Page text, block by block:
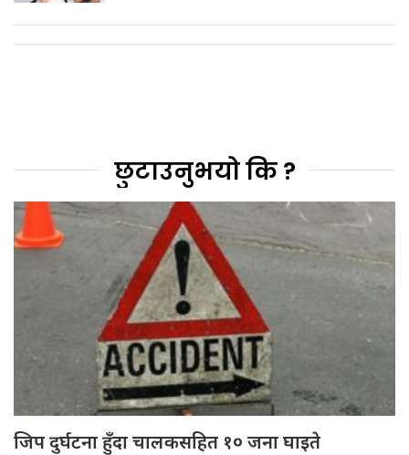
छुटाउनुभयो कि ?
जिप दुर्घटना हुँदा चालकसहित १० जना घाइते